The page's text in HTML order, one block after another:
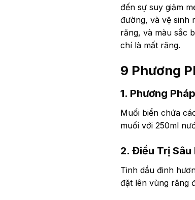
đến sự suy giảm
đường, và vệ sinh
răng, và màu sắc
chí là mất răng.
9 Phương
1. Phương
Muối biển chứa
muối với 250ml
2. Điều Trị Sâu
Tinh dầu đinh
đặt lên vùng răng